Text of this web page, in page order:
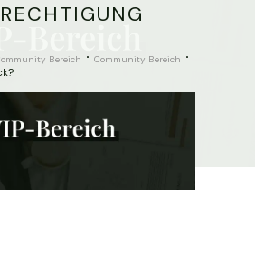
Bereich Community Bereich